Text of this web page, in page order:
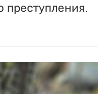
преступления.